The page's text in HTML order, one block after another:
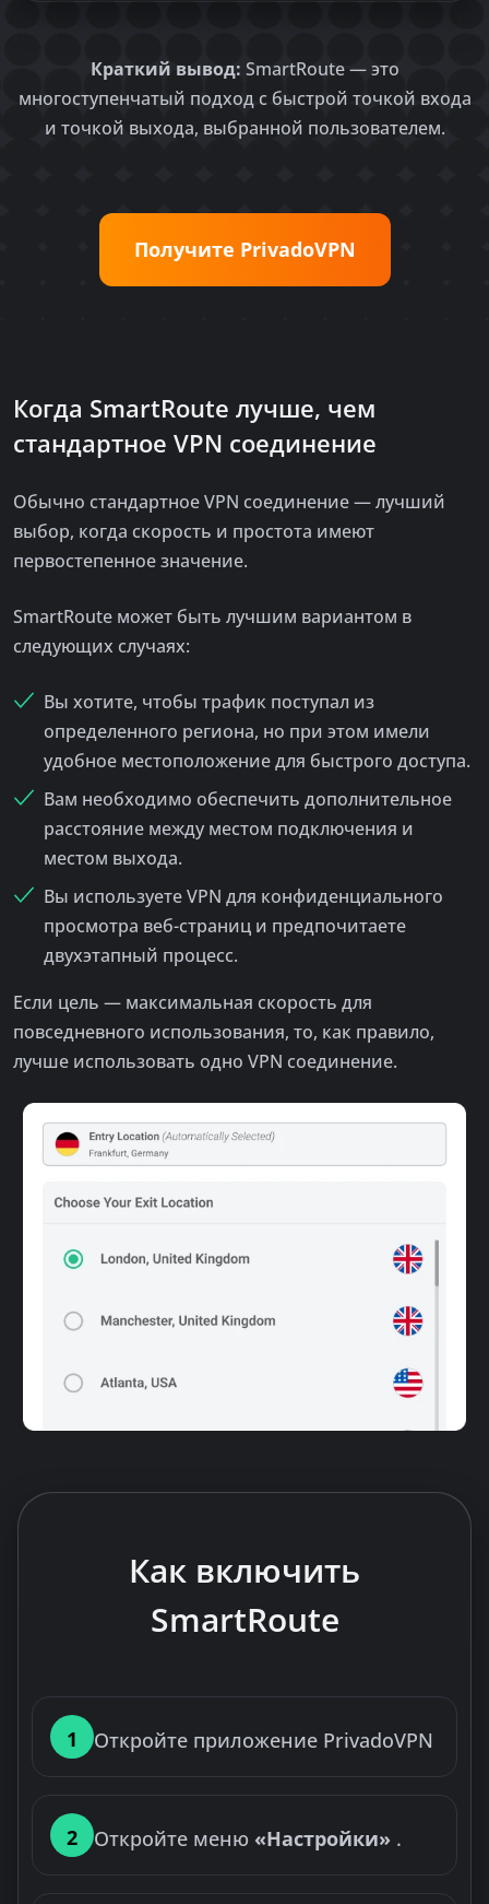
Краткий вывод: SmartRoute — это
многоступенчатый подход с быстрой точкой входа
и точкой выхода, выбранной пользователем.
Получите PrivadoVPN
Когда SmartRoute лучше, чем
стандартное VPN соединение
Обычно стандартное VPN соединение — лучший
выбор, когда скорость и простота имеют
первостепенное значение.
SmartRoute может быть лучшим вариантом в
следующих случаях:
Вы хотите, чтобы трафик поступал из
определенного региона, но при этом имели
удобное местоположение для быстрого доступа.
Вам необходимо обеспечить дополнительное
расстояние между местом подключения и
местом выхода.
Вы используете VPN для конфиденциального
просмотра веб-страниц и предпочитаете
двухэтапный процесс.
Если цель — максимальная скорость для
повседневного использования, то, как правило,
лучше использовать одно VPN соединение.
Как включить
SmartRoute
1 Откройте приложение PrivadoVPN
2 Откройте меню «Настройки» .